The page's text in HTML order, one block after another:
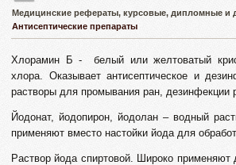
Медицинские рефераты, курсовые, дипломные и
Антисептические препараты
Хлорамин Б - белый или желтоватый
хлора. Оказывает антисептическое и
растворы для промывания ран, дезинфекции
Йодонат, йодопирон, йодолан – водный
применяют вместо настойки йода для
Раствор йода спиртовой. Широко